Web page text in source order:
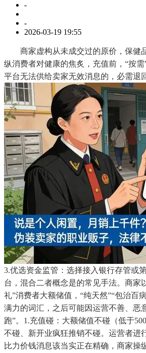
-
-
2026-03-19 19:55
商家虚构从未成交过的原价，保健
纵消费者对健康的焦炙，充值前，“按需
平台无法供给卖家无效消息的，必需退
3.优选资金监管：选择接入银行存管或
台，混合二者概念是的常见手法。商家
礼”消费者大额储值，“纯天然”“包治
满力的词汇，之后可能因运营不善、恶
跑”。1.充值碰：大额储值不碰（低于
不碰、新开业疯狂推销不碰。运营者进
比力价钱消息该当实正在精确，商家操